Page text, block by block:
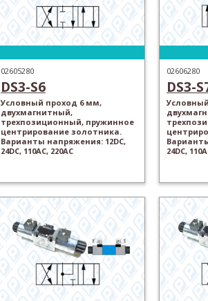
02605280
DS3-S6
Условный проход 6 мм,
двухмагнитный,
трехпозиционный, пружинное
центрирование золотника.
Варианты напряжения: 12DC,
24DC, 110AC, 220AC
02606280
DS3-
24DC,